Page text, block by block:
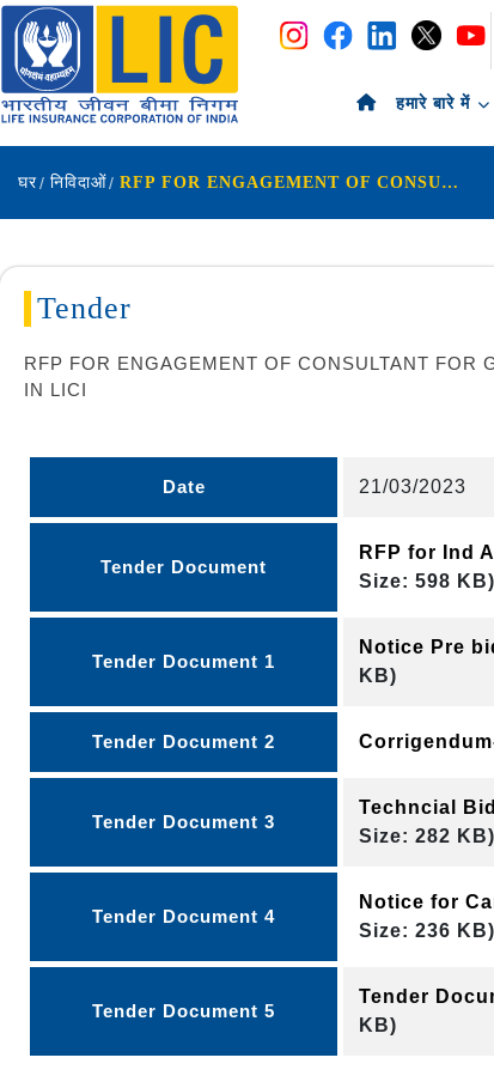
नेविगेशन
सामग्री पर छोड़ें
हमारे बारे में
घर निविदाओं RFP FOR ENGAGEMENT OF CONSULTANT FOR GAP ANALYSIS AND IMPACT ASSESSMENT ON IMPLEMENTATION
Tender
RFP FOR ENGAGEMENT OF CONSULTANT FOR
IN LICI
Date 21/03/2023
Tender Document
RFP for Ind
Size: 598 KB)
Tender Document 1
Notice Pre
KB)
Tender Document 2
Tender Document 3
Techncial
Size: 282 KB)
Tender Document 4
Notice for
Size: 236 KB)
Tender Document 5
Tender
KB)